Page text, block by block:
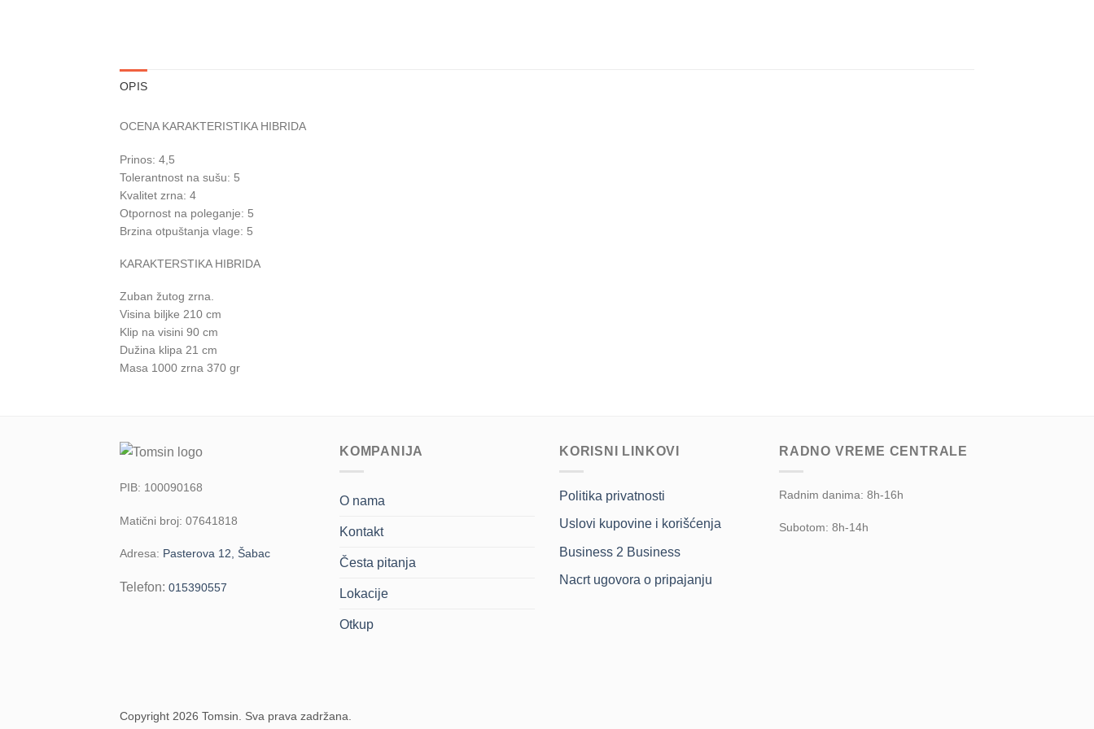
OPIS
OCENA KARAKTERISTIKA HIBRIDA
Prinos: 4,5
Tolerantnost na sušu: 5
Kvalitet zrna: 4
Otpornost na poleganje: 5
Brzina otpuštanja vlage: 5
KARAKTERSTIKA HIBRIDA
Zuban žutog zrna.
Visina biljke 210 cm
Klip na visini 90 cm
Dužina klipa 21 cm
Masa 1000 zrna 370 gr
PIB: 100090168
Matični broj: 07641818
Adresa: Pasterova 12, Šabac
Telefon: 015390557
KOMPANIJA
O nama
Kontakt
Česta pitanja
Lokacije
Otkup
KORISNI LINKOVI
Politika privatnosti
Uslovi kupovine i korišćenja
Business 2 Business
Nacrt ugovora o pripajanju
RADNO VREME CENTRALE
Radnim danima: 8h-16h
Subotom: 8h-14h
Copyright 2026 Tomsin. Sva prava zadržana.